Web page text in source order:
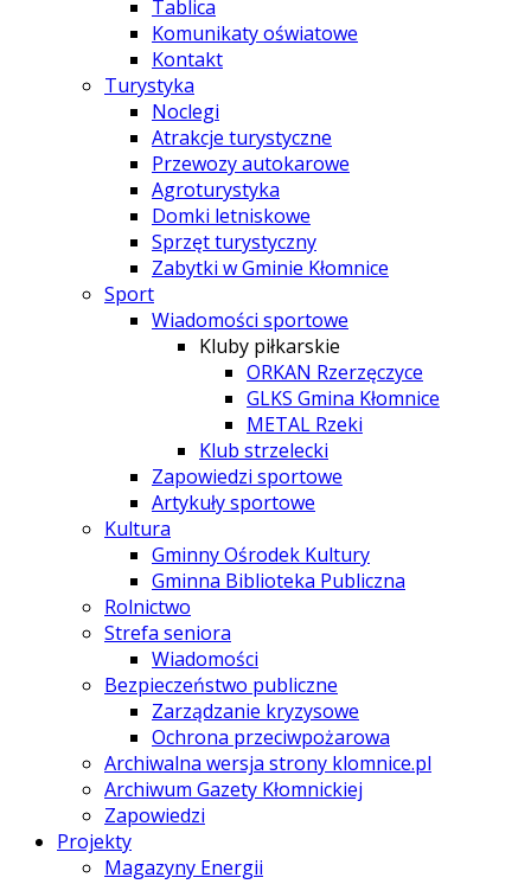
Tablica
Komunikaty oświatowe
Kontakt
Turystyka
Noclegi
Atrakcje turystyczne
Przewozy autokarowe
Agroturystyka
Domki letniskowe
Sprzęt turystyczny
Zabytki w Gminie Kłomnice
Sport
Wiadomości sportowe
Kluby piłkarskie
ORKAN Rzerzęczyce
GLKS Gmina Kłomnice
METAL Rzeki
Klub strzelecki
Zapowiedzi sportowe
Artykuły sportowe
Kultura
Gminny Ośrodek Kultury
Gminna Biblioteka Publiczna
Rolnictwo
Strefa seniora
Wiadomości
Bezpieczeństwo publiczne
Zarządzanie kryzysowe
Ochrona przeciwpożarowa
Archiwalna wersja strony klomnice.pl
Archiwum Gazety Kłomnickiej
Zapowiedzi
Projekty
Magazyny Energii